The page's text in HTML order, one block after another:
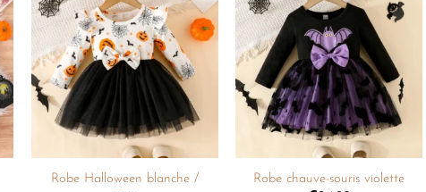
Ajouter
à la
liste de
souhaits
Robe Halloween blanche /
Ajouter
liste de
souhaits
Robe chauve-souris violette